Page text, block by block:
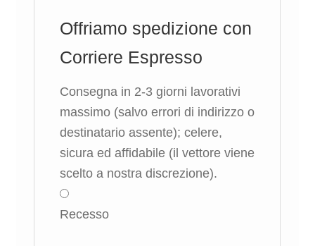
Offriamo spedizione con
Corriere Espresso
Consegna in 2-3 giorni lavorativi
massimo (salvo errori di indirizzo o
destinatario assente); celere,
sicura ed affidabile (il vettore viene
scelto a nostra discrezione).
Recesso